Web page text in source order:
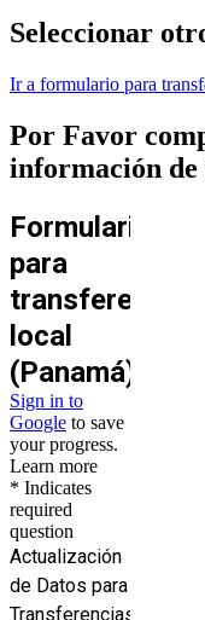
Seleccionar
Ir a formulario para
Por Favor
información